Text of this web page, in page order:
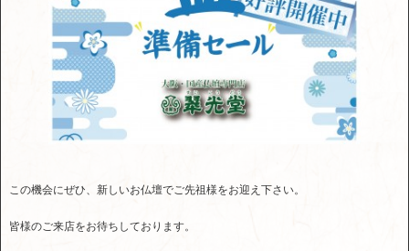
この機会にぜひ、新しいお仏壇でご先祖様をお迎え下さい。
皆様のご来店をお待ちしております。